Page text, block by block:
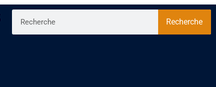
Recherche